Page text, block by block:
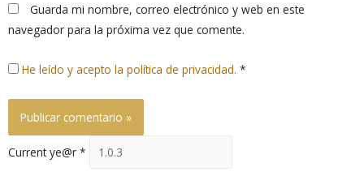
Guarda mi nombre, correo electrónico y web en este
navegador para la próxima vez que comente.
He leído y acepto la política de privacidad. *
Current ye@r *